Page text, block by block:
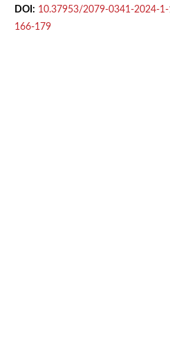
DOI: 10.37953/2079-0341-2024-
166-179